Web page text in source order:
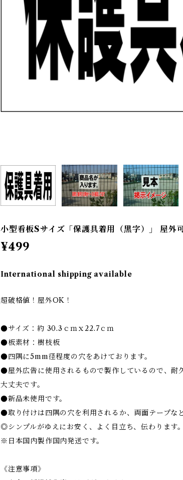
小型看板Sサイズ「保護具着用（黒字）」 屋外
¥499
International shipping available
超破格値！屋外OK！
●サイズ：約 30.3ｃｍｘ22.7ｃｍ
●板素材：樹枝板
●四隅に5mm径程度の穴をあけております。
●屋外広告に使用されるもので製作しているので、耐
大丈夫です。
●新品未使用です。
●取り付けは四隅の穴を利用されるか、両面テープな
◎シンプルがゆえにお安く、よく目立ち、伝わります。
※日本国内製作国内発送です。
《注意事項》